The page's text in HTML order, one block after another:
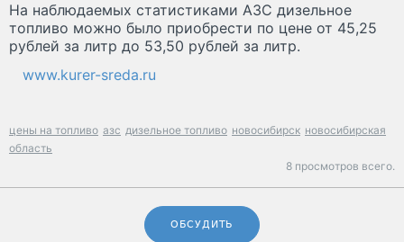
На наблюдаемых статистиками АЗС дизельное
топливо можно было приобрести по цене от 45,25
рублей за литр до 53,50 рублей за литр.
www.kurer-sreda.ru
цены на топливо азс дизельное топливо новосибирск новосибирская
область
8 просмотров всего.
ОБСУДИТЬ